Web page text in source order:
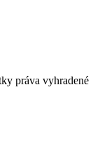
práva vyhradené